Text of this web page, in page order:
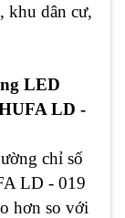
khu dân cư,
LED
LD -
chỉ số
LD - 019
hơn so với